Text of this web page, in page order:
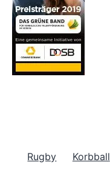
Rugby Korbball